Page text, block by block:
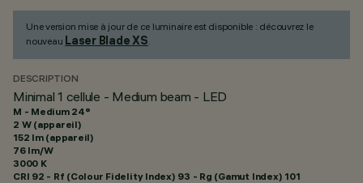
Une version mise à jour de ce luminaire est disponible : découvrez le
nouveau Laser Blade XS.
DESCRIPTION
Minimal 1 cellule - Medium beam - LED
M - Medium 24°
2 W (appareil)
152 lm (appareil)
76 lm/W
3000 K
CRI 92 - Rf (Colour Fidelity Index) 93 - Rg (Gamut Index) 101